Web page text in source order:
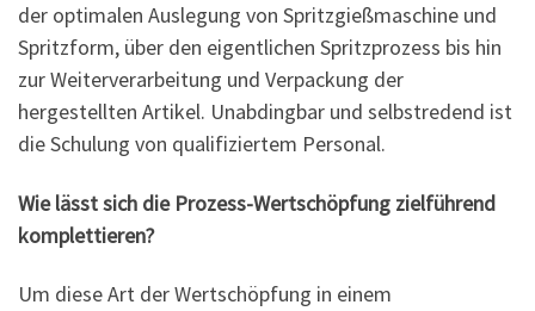
der optimalen Auslegung von Spritzgießmaschine und
Spritzform, über den eigentlichen Spritzprozess bis hin
zur Weiterverarbeitung und Verpackung der
hergestellten Artikel. Unabdingbar und selbstredend ist
die Schulung von qualifiziertem Personal.
Wie lässt sich die Prozess-Wertschöpfung zielführend
komplettieren?
Um diese Art der Wertschöpfung in einem